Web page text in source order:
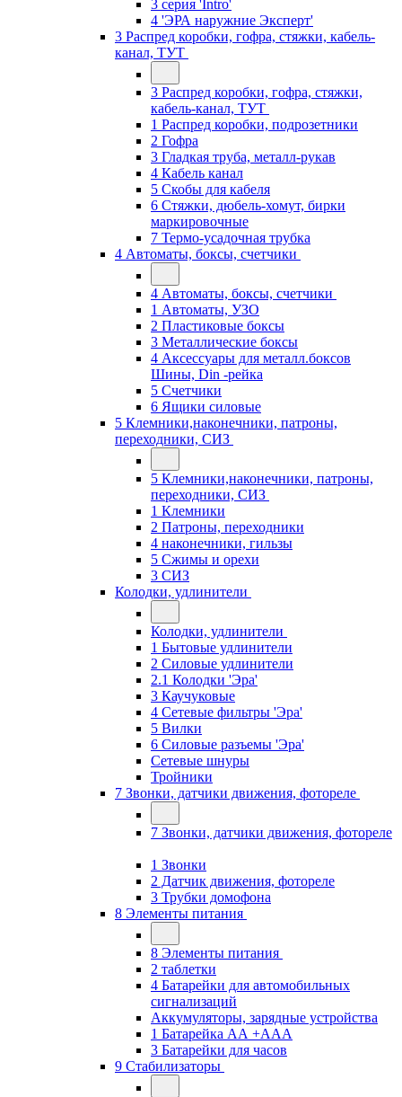
3 серия 'Intro'
4 'ЭРА наружние Эксперт'
3 Распред коробки, гофра, стяжки, кабель-
канал, ТУТ
3 Распред коробки, гофра, стяжки,
кабель-канал, ТУТ
1 Распред коробки, подрозетники
2 Гофра
3 Гладкая труба, металл-рукав
4 Кабель канал
5 Скобы для кабеля
6 Стяжки, дюбель-хомут, бирки
маркировочные
7 Термо-усадочная трубка
4 Автоматы, боксы, счетчики
4 Автоматы, боксы, счетчики
1 Автоматы, УЗО
2 Пластиковые боксы
3 Металлические боксы
4 Аксессуары для металл.боксов
Шины, Din -рейка
5 Счетчики
6 Ящики силовые
5 Клемники,наконечники, патроны,
переходники, СИЗ
5 Клемники,наконечники, патроны,
переходники, СИЗ
1 Клемники
2 Патроны, переходники
4 наконечники, гильзы
5 Сжимы и орехи
3 СИЗ
Колодки, удлинители
Колодки, удлинители
1 Бытовые удлинители
2 Силовые удлинители
2.1 Колодки 'Эра'
3 Каучуковые
4 Сетевые фильтры 'Эра'
5 Вилки
6 Силовые разъемы 'Эра'
Сетевые шнуры
Тройники
7 Звонки, датчики движения, фотореле
7 Звонки, датчики движения, фотореле
1 Звонки
2 Датчик движения, фотореле
3 Трубки домофона
8 Элементы питания
8 Элементы питания
2 таблетки
4 Батарейки для автомобильных
сигнализаций
Аккумуляторы, зарядные устройства
1 Батарейка АА +ААА
3 Батарейки для часов
9 Стабилизаторы